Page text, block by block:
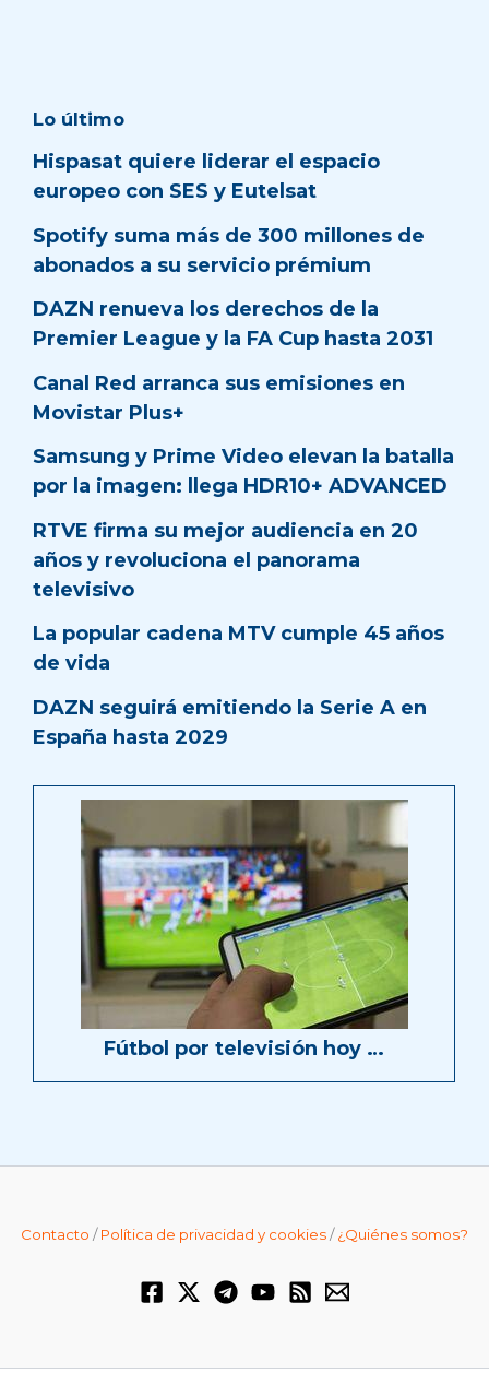
Lo último
Hispasat quiere liderar el espacio
europeo con SES y Eutelsat
Spotify suma más de 300 millones de
abonados a su servicio prémium
DAZN renueva los derechos de la
Premier League y la FA Cup hasta 2031
Canal Red arranca sus emisiones en
Movistar Plus+
Samsung y Prime Video elevan la batalla
por la imagen: llega HDR10+ ADVANCED
RTVE firma su mejor audiencia en 20
años y revoluciona el panorama
televisivo
La popular cadena MTV cumple 45 años
de vida
DAZN seguirá emitiendo la Serie A en
España hasta 2029
Fútbol por televisión hoy …
Contacto /Política de privacidad y cookies/¿Quiénes somos?